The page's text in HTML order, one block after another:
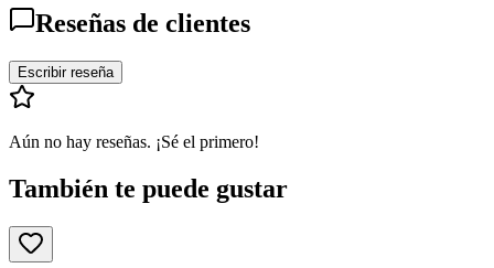
Reseñas de clientes
Escribir reseña
Aún no hay reseñas. ¡Sé el primero!
También te puede gustar